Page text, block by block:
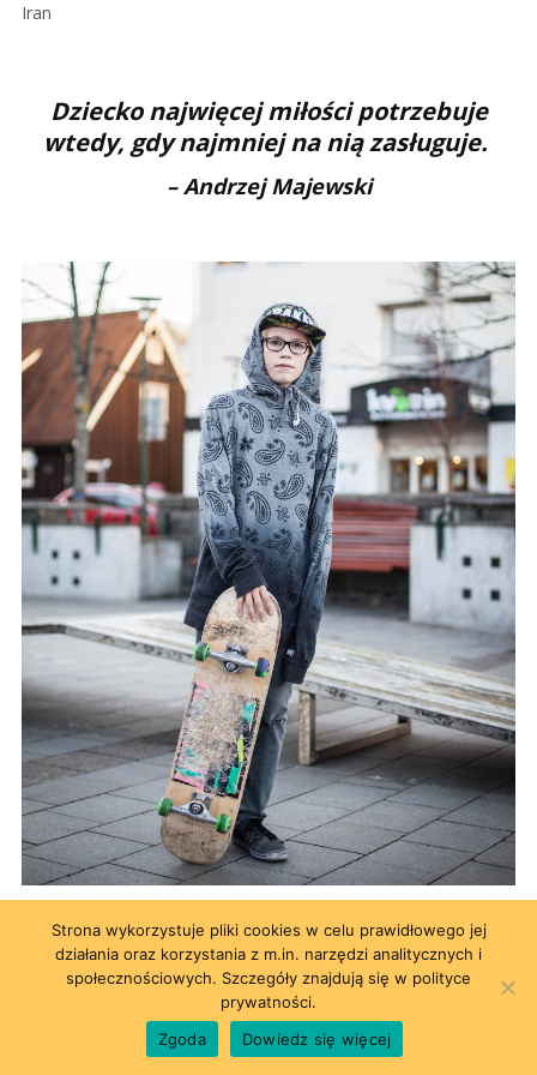
Iran
Dziec­ko naj­więcej miłości pot­rze­buje
wte­dy, gdy naj­mniej na nią zasługuje.
– Andrzej Majewski
Islandia (Kinga Świętek www.karaboska.com
Strona wykorzystuje pliki cookies w celu prawidłowego jej
działania oraz korzystania z m.in. narzędzi analitycznych i
społecznościowych. Szczegóły znajdują się w polityce
prywatności.
Zgoda
Dowiedz się więcej